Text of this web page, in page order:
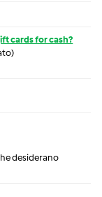
cards for cash?
desiderano